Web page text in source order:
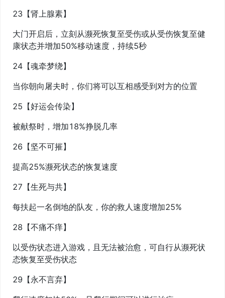
23【肾上腺素】
大门开启后，立刻从濒死恢复至受伤或从受伤恢复至健
康状态并增加50%移动速度，持续5秒
24【魂牵梦绕】
当你朝向屠夫时，你们将可以互相感受到对方的位置
25【好运会传染】
被献祭时，增加18%挣脱几率
26【坚不可摧】
提高25%濒死状态的恢复速度
27【生死与共】
每扶起一名倒地的队友，你的救人速度增加25%
28【不痛不痒】
以受伤状态进入游戏，且无法被治愈，可自行从濒死状
态恢复至受伤状态
29【永不言弃】